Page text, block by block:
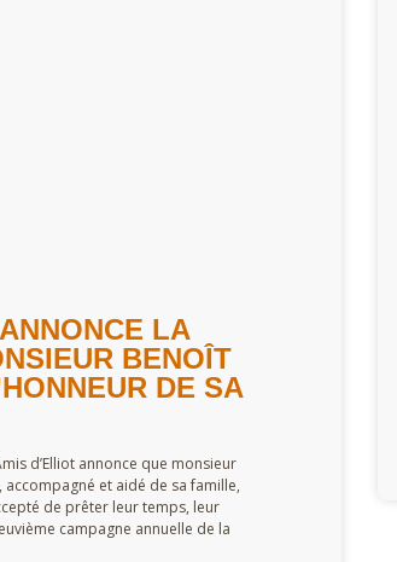
LA
BENOÎT
DE SA
d’Elliot annonce que monsieur
et aidé de sa famille,
de prêter leur temps, leur
campagne annuelle de la